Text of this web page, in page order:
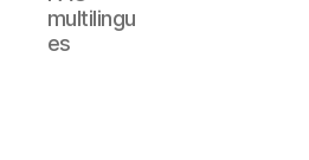
multilingu
es